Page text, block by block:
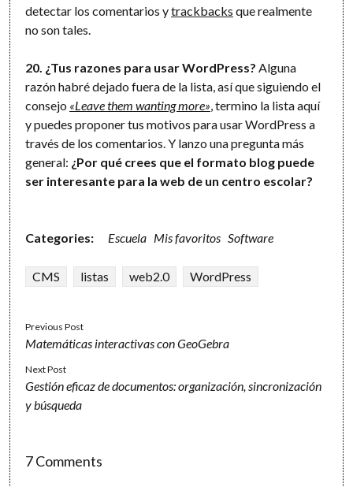
detectar los comentarios ytrackbacks que realmente
no son tales.
20. ¿Tus razones para usar WordPress? Alguna
razón habré dejado fuera de la lista, así que siguiendo el
consejo «Leave them wanting more» , termino la lista aquí
y puedes proponer tus motivos para usar WordPress a
través de los comentarios. Y lanzo una pregunta más
general: ¿Por qué crees que el formato blog puede
ser interesante para la web de un centro escolar?
Categories: Escuela Mis favoritos Software
CMS listas web2.0 WordPress
Previous Post
Matemáticas interactivas con GeoGebra
Next Post
Gestión eficaz de documentos: organización, sincronización
y búsqueda
7 Comments